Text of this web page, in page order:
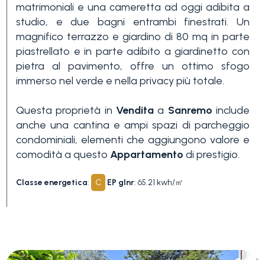
matrimoniali e una cameretta ad oggi adibita a
studio, e due bagni entrambi finestrati. Un
magnifico terrazzo e giardino di 80 mq in parte
piastrellato e in parte adibito a giardinetto con
pietra al pavimento, offre un ottimo sfogo
immerso nel verde e nella privacy più totale.
Questa proprietà in Vendita a Sanremo include
anche una cantina e ampi spazi di parcheggio
condominiali, elementi che aggiungono valore e
comodità a questoAppartamento di prestigio.
Classe energetica: C EP glnr: 65.21 kwh/㎡
Altre
opzioni
-
multiscelta
Balcone/Terrazzo